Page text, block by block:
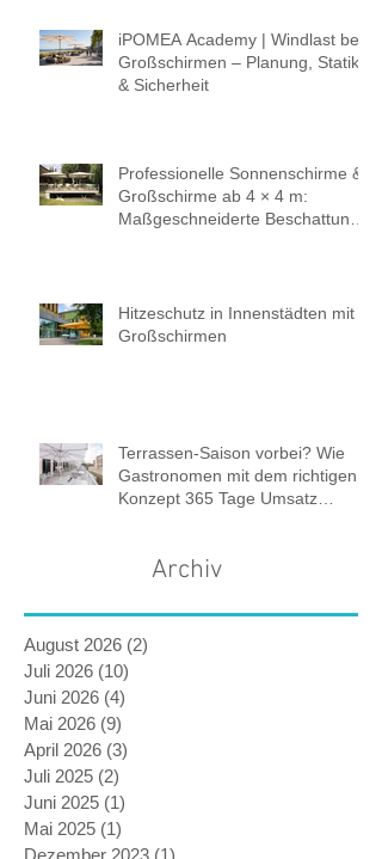
iPOMEA Academy | Windlast bei
Großschirmen – Planung, Statik
& Sicherheit
Professionelle Sonnenschirme &
Großschirme ab 4 × 4 m:
Maßgeschneiderte Beschattung
Hitzeschutz in Innenstädten mit
Großschirmen
Terrassen-Saison vorbei? Wie
Gastronomen mit dem richtigen
Konzept 365 Tage Umsatz
Archiv
August 2026 (2)
Juli 2026 (10)
Juni 2026 (4)
Mai 2026 (9)
April 2026 (3)
Juli 2025 (2)
Juni 2025 (1)
Mai 2025 (1)